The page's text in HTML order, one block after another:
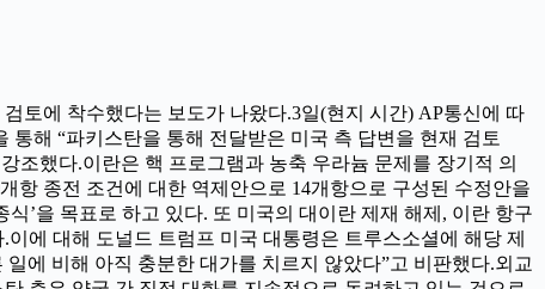
토에 착수했다는 보도가 나왔다.3일(현지 시간) AP통신에 따
해 “파키스탄을 통해 전달받은 미국 측 답변을 현재 검토
조했다.이란은 핵 프로그램과 농축 우라늄 문제를 장기적 의
항 종전 조건에 대한 역제안으로 14개항으로 구성된 수정안을
’을 목표로 하고 있다. 또 미국의 대이란 제재 해제, 이란 항구
에 대해 도널드 트럼프 미국 대통령은 트루스소셜에 해당 제
에 비해 아직 충분한 대가를 치르지 않았다”고 비판했다.외교